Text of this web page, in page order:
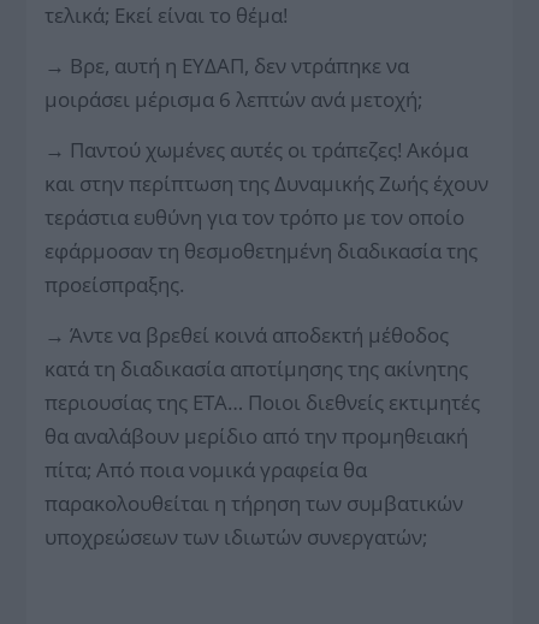
τελικά; Εκεί είναι το θέμα!
→ Βρε, αυτή η ΕΥΔΑΠ, δεν ντράπηκε να
μοιράσει μέρισμα 6 λεπτών ανά μετοχή;
→ Παντού χωμένες αυτές οι τράπεζες! Ακόμα
και στην περίπτωση της Δυναμικής Ζωής έχουν
τεράστια ευθύνη για τον τρόπο με τον οποίο
εφάρμοσαν τη θεσμοθετημένη διαδικασία της
προείσπραξης.
→ Άντε να βρεθεί κοινά αποδεκτή μέθοδος
κατά τη διαδικασία αποτίμησης της ακίνητης
περιουσίας της ΕΤΑ… Ποιοι διεθνείς εκτιμητές
θα αναλάβουν μερίδιο από την προμηθειακή
πίτα; Από ποια νομικά γραφεία θα
παρακολουθείται η τήρηση των συμβατικών
υποχρεώσεων των ιδιωτών συνεργατών;